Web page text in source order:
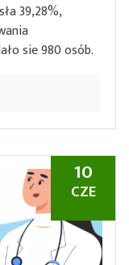
39,28%,
sie 980 osób.
10
CZE